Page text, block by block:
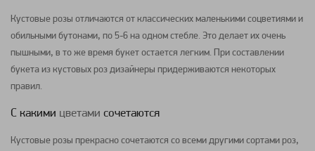
Кустовые розы отличаются от классических маленькими соцветиями и
обильными бутонами, по 5-6 на одном стебле. Это делает их очень
пышными, в то же время букет остается легким. При составлении
букета из кустовых роз дизайнеры придерживаются некоторых
правил.
С какими цветами сочетаются
Кустовые розы прекрасно сочетаются со всеми другими сортами роз,